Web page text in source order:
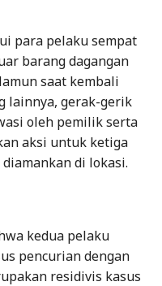
para pelaku sempat
barang dagangan
saat kembali
lainnya, gerak-gerik
oleh pemilik serta
aksi untuk ketiga
di lokasi.
kedua pelaku
pencurian dengan
residivis kasus